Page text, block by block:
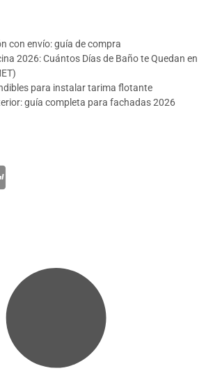
con envío: guía de compra
2026: Cuántos Días de Baño te Quedan en
para instalar tarima flotante
guía completa para fachadas 2026